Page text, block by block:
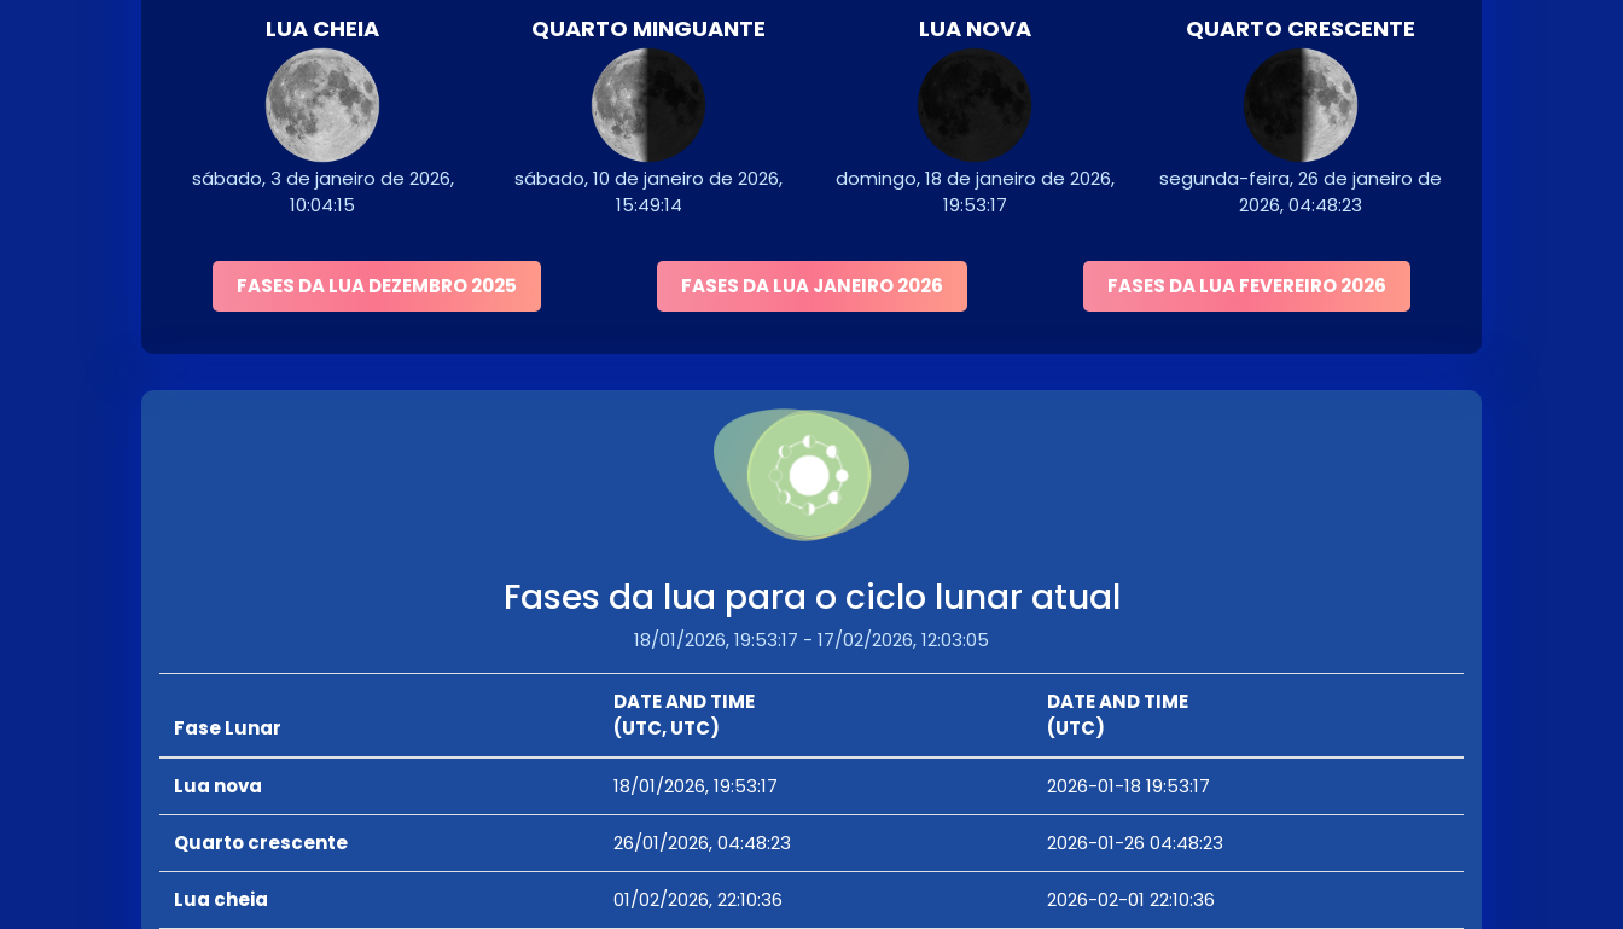
LUA CHEIA
sábado, 3 de janeiro de 2026,
10:04:15
QUARTO MINGUANTE
sábado, 10 de janeiro de 2026,
15:49:14
LUA NOVA
domingo, 18 de janeiro de 2026,
19:53:17
QUARTO CRESCENTE
segunda-feira, 26 de janeiro de
2026, 04:48:23
FASES DA LUA DEZEMBRO 2025 FASES DA LUA JANEIRO 2026 FASES DA LUA FEVEREIRO 2026
Fases da lua para o ciclo lunar atual
18/01/2026, 19:53:17 - 17/02/2026, 12:03:05
Fase Lunar
DATE AND TIME
(UTC, UTC)
DATE AND TIME
(UTC)
Lua nova 18/01/2026, 19:53:17 2026-01-18 19:53:17
Quarto crescente 26/01/2026, 04:48:23 2026-01-26 04:48:23
Lua cheia 01/02/2026, 22:10:36 2026-02-01 22:10:36